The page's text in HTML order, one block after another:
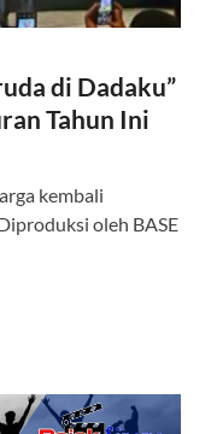
di Dadaku”
Tahun Ini
kembali
oleh BASE